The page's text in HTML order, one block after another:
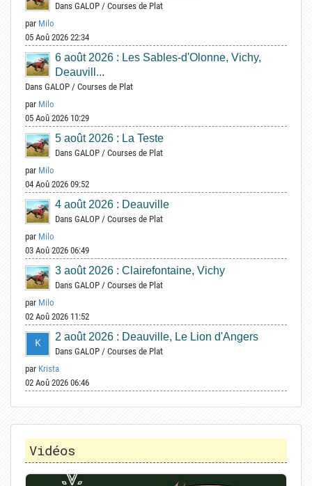
Dans GALOP / Courses de Plat
par Milo
05 Aoû 2026 22:34
6 août 2026 : Les Sables-d'Olonne, Vichy,
Deauvill...
Dans GALOP / Courses de Plat
par Milo
05 Aoû 2026 10:29
5 août 2026 : La Teste
Dans GALOP / Courses de Plat
par Milo
04 Aoû 2026 09:52
4 août 2026 : Deauville
Dans GALOP / Courses de Plat
par Milo
03 Aoû 2026 06:49
3 août 2026 : Clairefontaine, Vichy
Dans GALOP / Courses de Plat
par Milo
02 Aoû 2026 11:52
2 août 2026 : Deauville, Le Lion d'Angers
Dans GALOP / Courses de Plat
par Krista
02 Aoû 2026 06:46
Vidéos